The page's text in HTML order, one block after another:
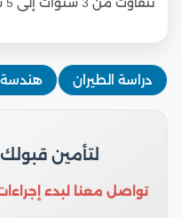
تتفاوت من 3 سنوات إلى 5 سنوات.
دراسة الطيران هندسة
لتأمين
تواصل معنا لبدء